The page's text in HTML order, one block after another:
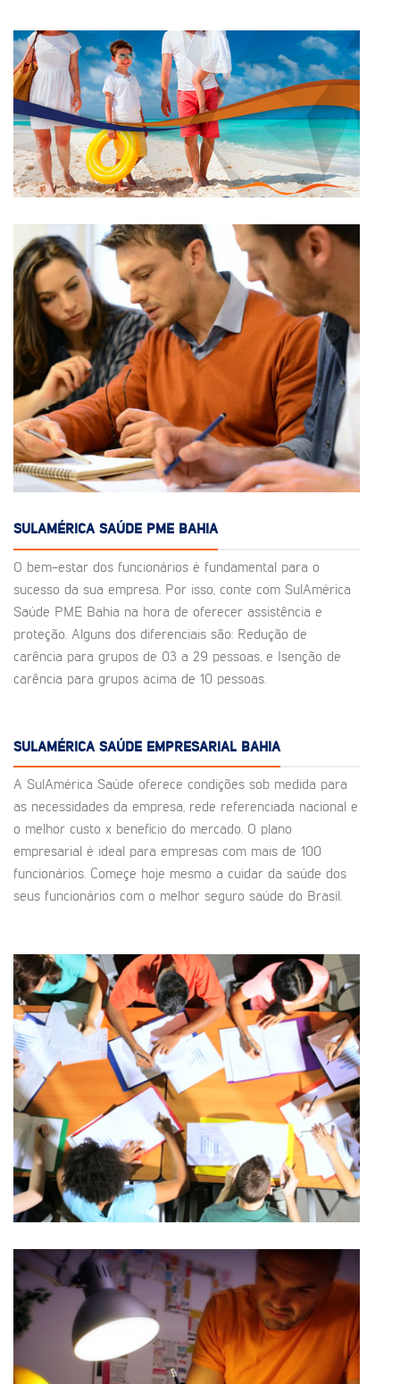
SULAMÉRICA SAÚDE PME BAHIA
O bem-estar dos funcionários é fundamental para o
sucesso da sua empresa. Por isso, conte com SulAmérica
Saúde PME Bahia na hora de oferecer assistência e
proteção. Alguns dos diferenciais são: Redução de
carência para grupos de 03 a 29 pessoas, e Isenção de
carência para grupos acima de 10 pessoas.
SULAMÉRICA SAÚDE EMPRESARIAL BAHIA
A SulAmérica Saúde oferece condições sob medida para
as necessidades da empresa, rede referenciada nacional e
o melhor custo x benefício do mercado. O plano
empresarial é ideal para empresas com mais de 100
funcionários. Começe hoje mesmo a cuidar da saúde dos
seus funcionários com o melhor seguro saúde do Brasil.